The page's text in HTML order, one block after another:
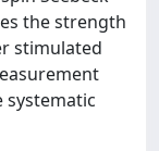
the strength
stimulated